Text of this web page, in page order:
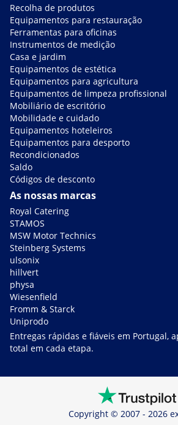
Recolha de produtos
Equipamentos para restauração
Ferramentas para oficinas
Instrumentos de medição
Casa e jardim
Equipamentos de estética
Equipamentos para agricultura
Equipamentos de limpeza profissional
Mobiliário de escritório
Mobilidade e cuidado
Equipamentos hoteleiros
Equipamentos para desporto
Recondicionados
Saldo
Códigos de desconto
As nossas marcas
Royal Catering
STAMOS
MSW Motor Technics
Steinberg Systems
ulsonix
hillvert
physa
Wiesenfield
Fromm & Starck
Uniprodo
Entregas rápidas e fiáveis em Portugal,
total em cada etapa.
Copyright © 2007 - 2026